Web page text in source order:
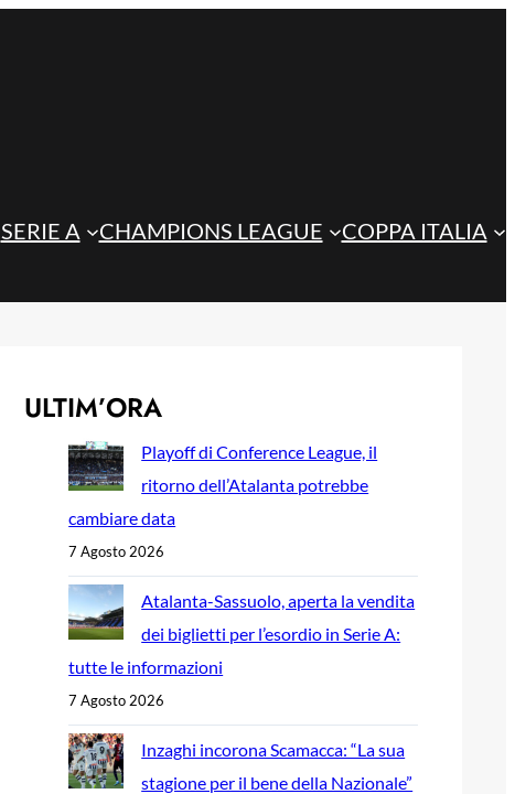
SERIE A CHAMPIONS LEAGUE
COPPA ITALIA
ULTIM’ORA
Playoff di Conference League, il
ritorno dell’Atalanta potrebbe
cambiare data
7 Agosto 2026
Atalanta-Sassuolo, aperta la vendita
dei biglietti per l’esordio in Serie A:
tutte le informazioni
7 Agosto 2026
Inzaghi incorona Scamacca: “La sua
stagione per il bene della Nazionale”